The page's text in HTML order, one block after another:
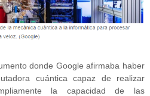
donde Google afirmaba haber
cuántica capaz de realizar
la capacidad de las